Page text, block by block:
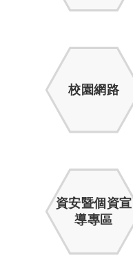
校園網路
資安暨個資宣
導專區